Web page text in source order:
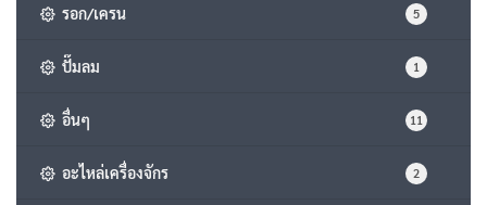
รอก/เครน 5
ปั๊มลม 1
อื่นๆ 11
อะไหล่เครื่องจักร 2